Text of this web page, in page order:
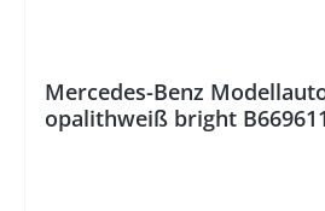
Mercedes-Benz
opalithweiß bright